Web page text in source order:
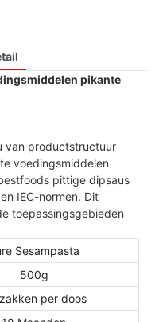
pikante
van productstructuur
voedingsmiddelen
pittige dipsaus
IEC-normen. Dit
toepassingsgebieden
Sesampasta
500g
per doos